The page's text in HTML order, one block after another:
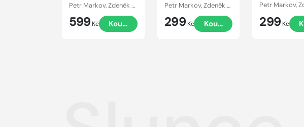
Petr Markov, Zdeněk Troška
599 Kč Koupit
Petr Markov, Zdeněk Troška
299 Kč Koupit 299 Kč